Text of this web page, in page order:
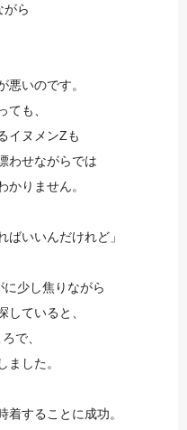
がら
悪いのです。
ても、
イヌメンZも
わせながらでは
かりません。
ばいいんだけれど」
少し焦りながら
していると、
で、
ました。
着することに成功。